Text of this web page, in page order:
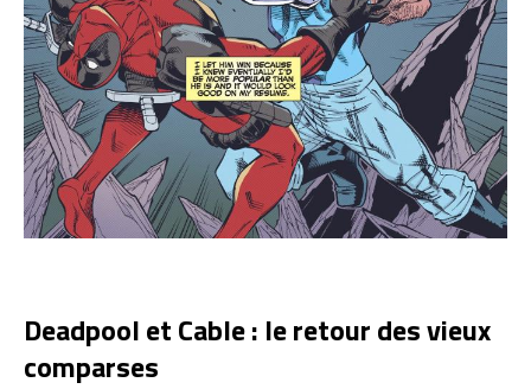
Deadpool et Cable : le retour des vieux
comparses